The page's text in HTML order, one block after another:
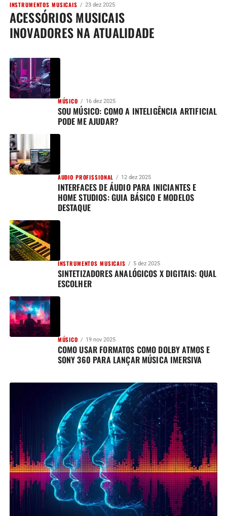
INSTRUMENTOS MUSICAIS 23 dez 2025
ACESSÓRIOS MUSICAIS
INOVADORES NA ATUALIDADE
MÚSICO 16 dez 2025
SOU MÚSICO: COMO A INTELIGÊNCIA ARTIFICIAL
PODE ME AJUDAR?
AUDIO PROFISSIONAL 12 dez 2025
INTERFACES DE ÁUDIO PARA INICIANTES E
HOME STUDIOS: GUIA BÁSICO E MODELOS
DESTAQUE
INSTRUMENTOS MUSICAIS 5 dez 2025
SINTETIZADORES ANALÓGICOS X DIGITAIS: QUAL
ESCOLHER
MÚSICO 19 nov 2025
COMO USAR FORMATOS COMO DOLBY ATMOS E
SONY 360 PARA LANÇAR MÚSICA IMERSIVA